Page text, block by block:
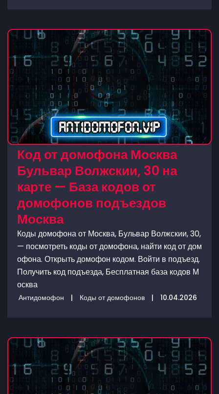
Код от домофона Москва
Бульвар Волжскии, 30 на
карте — База кодов от
домофонов подъездов
Москва
Коды домофона от Москва, Бульвар Волжскии, 30,
— посмотреть коды от домофона, найти код от дом
офона. Открыть домофон кодом. Войти в подъезд.
Получить код подъезда, Бесплатная база кодов М
осква
Антидомофон | Коды от домофонов | 10.04.2026